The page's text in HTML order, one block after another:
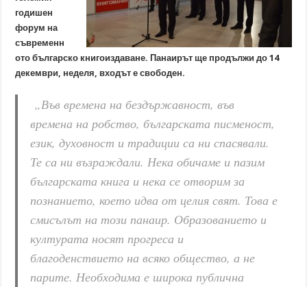
годишен
форум на
съвременн
ото българско книгоиздаване. Панаирът ще продължи до 14
декември, неделя, входът е свободен.
„Във времена на бездържавност, във
времена на робство, българската писменост,
език, духовност и традиции са ни спасявали.
Те са ни възраждали. Нека обичаме и пазим
българската книга и нека се отворим за
познанието, което идва от целия свят. Това е
смисълът на този панаир. Образованието и
културата носят прогреса и
благоденствието на всяко общество, а не
парите. Необходима е широка публична